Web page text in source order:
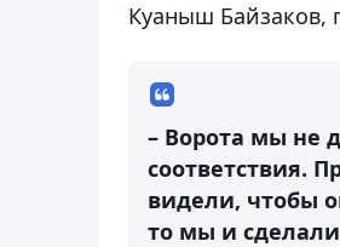
Куаныш Байзаков,
– Ворота мы не
соответствия.
видели, чтобы
то мы и